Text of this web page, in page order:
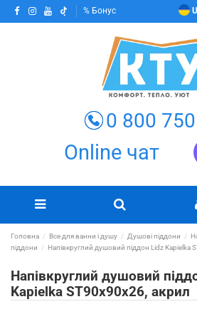
Бонус
0 800
Online чат
Головна Все для ванни і душу Душові піддони
піддони
Напівкруглий душовий піддон Lidz Kapielka
Напівкруглий душовий
Kapielka ST90x90x26, акрил